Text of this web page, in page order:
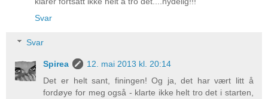
Svar
Svar
Spirea
12. mai 2013 kl. 20:14
Det er helt sant, finingen! Og ja, det har vært litt å
fordøye for meg også - klarte ikke helt tro det i starten,